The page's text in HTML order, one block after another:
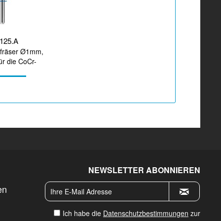
Ø1mm,
die CoCr-
NEWSLETTER ABONNIEREN
Ich habe die Datenschutzbestimmungen zur